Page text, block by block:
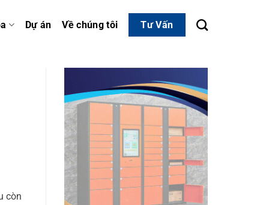
Dự án Về chúng tôi Tư Vấn
còn